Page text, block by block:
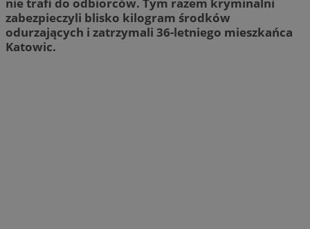
zabezpieczyli blisko kilogram środków
odurzających i zatrzymali 36-letniego mieszkańca
Katowic.